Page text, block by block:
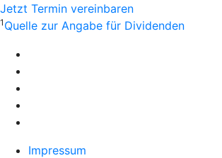
Jetzt Termin vereinbaren
1 Quelle zur Angabe für Dividenden
Impressum